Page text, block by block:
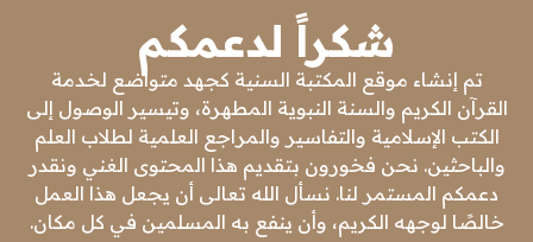
شكراً لدعمكم
تم إنشاء موقع المكتبة السنية كجهد متواضع لخدمة
القرآن الكريم والسنة النبوية المطهرة، وتيسير الوصول إلى
الكتب الإسلامية والتفاسير والمراجع العلمية لطلاب العلم
والباحثين. نحن فخورون بتقديم هذا المحتوى الغني ونقدر
دعمكم المستمر لنا. نسأل الله تعالى أن يجعل هذا العمل
خالصًا لوجهه الكريم، وأن ينفع به المسلمين في كل مكان.